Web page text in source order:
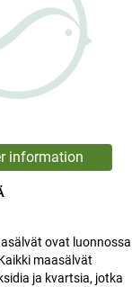
ovat luonnossa
maasälvät
ja kvartsia, jotka